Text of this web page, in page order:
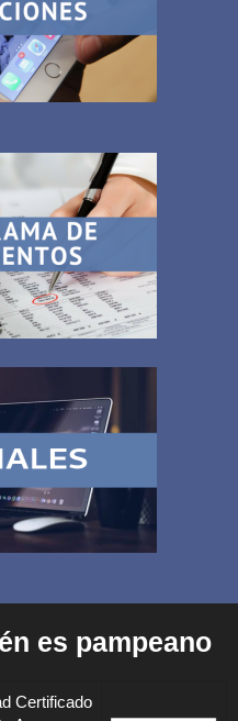
es pampeano
Certificado